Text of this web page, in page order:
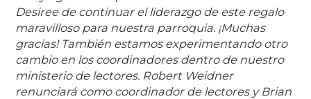
Desiree de continuar el liderazgo de este regalo
maravilloso para nuestra parroquia. ¡Muchas
gracias! También estamos experimentando otro
cambio en los coordinadores dentro de nuestro
ministerio de lectores. Robert Weidner
renunciará como coordinador de lectores y Brian